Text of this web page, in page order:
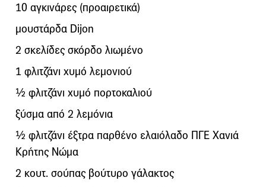
10 αγκινάρες (προαιρετικά)
μουστάρδα Dijon
2 σκελίδες σκόρδο λιωμένο
1 φλιτζάνι χυμό λεμονιού
½ φλιτζάνι χυμό πορτοκαλιού
ξύσμα από 2 λεμόνια
½ φλιτζάνι έξτρα παρθένο ελαιόλαδο ΠΓΕ Χανιά
Κρήτης Νώμα
2 κουτ. σούπας βούτυρο γάλακτος